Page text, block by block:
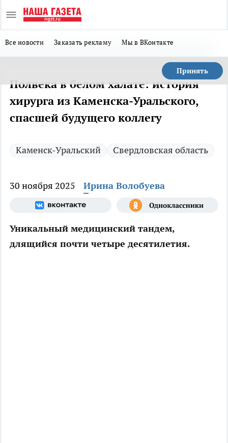
Все новости Заказать рекламу Мы в ВКонтакте
Принять
Полвека в белом халате: история
хирурга из Каменска-Уральского,
спасшей будущего коллегу
Каменск-Уральский Свердловская область
30 ноября 2025 Ирина Волобуева
Уникальный медицинский тандем,
длящийся почти четыре десятилетия.